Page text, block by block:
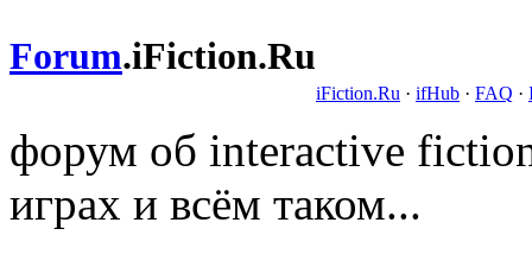
Forum.iFiction.Ru
iFiction.Ru · ifHub · FAQ ·
форум об interactive
играх и всём таком...